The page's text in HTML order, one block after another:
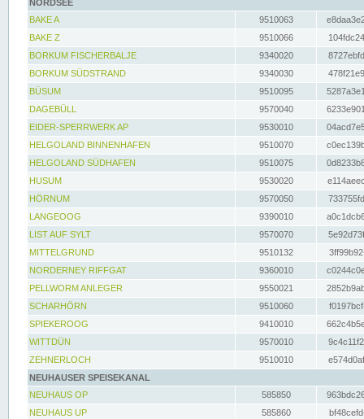
NORDSEE
BAKE A
9510063
BAKE Z
9510066
BORKUM FISCHERBALJE
9340020
BORKUM SÜDSTRAND
9340030
BÜSUM
9510095
DAGEBÜLL
9570040
EIDER-SPERRWERK AP
9530010
HELGOLAND BINNENHAFEN
9510070
HELGOLAND SÜDHAFEN
9510075
HUSUM
9530020
HÖRNUM
9570050
LANGEOOG
9390010
LIST AUF SYLT
9570070
MITTELGRUND
9510132
NORDERNEY RIFFGAT
9360010
PELLWORM ANLEGER
9550021
SCHARHÖRN
9510060
SPIEKEROOG
9410010
WITTDÜN
9570010
ZEHNERLOCH
9510010
NEUHAUSER SPEISEKANAL
NEUHAUS OP
585850
NEUHAUS UP
585860